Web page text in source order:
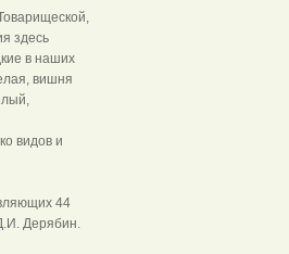
здесь
в наших
вишня
видов и
44
Дерябин.